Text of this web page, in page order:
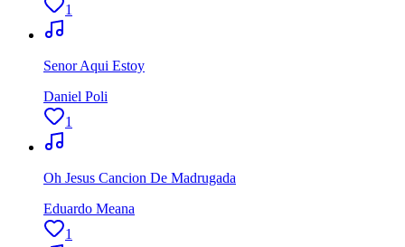
1
Senor Aqui Estoy
Daniel Poli
1
Oh Jesus Cancion De Madrugada
Eduardo Meana
1